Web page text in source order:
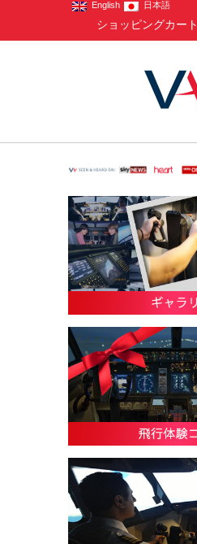
English 日本語
ショッピングカート